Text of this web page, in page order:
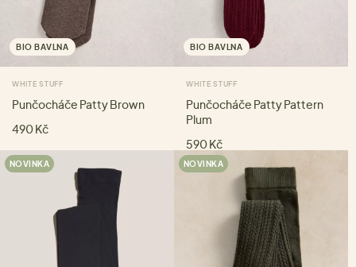
BIO BAVLNA
WHITE STUFF
Punčocháče Patty Brown
490 Kč
BIO BAVLNA
WHITE STUFF
Punčocháče Patty Pattern
Plum
590 Kč
NOVINKA NOVINKA